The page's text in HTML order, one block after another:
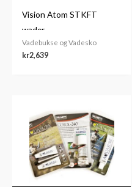
Vision Atom STKFT
wader
Vadebukse og Vadesko
kr2,639